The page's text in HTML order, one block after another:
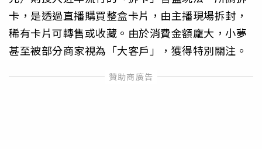
卡，是透過直播購買整盒卡片，由主播現場拆封，
稀有卡片可轉售或收藏。由於消費金額龐大，小夢
甚至被部分商家視為「大客戶」，獲得特別關注。